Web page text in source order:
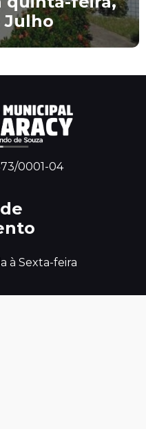
Julho
0001-04
à Sexta-feira